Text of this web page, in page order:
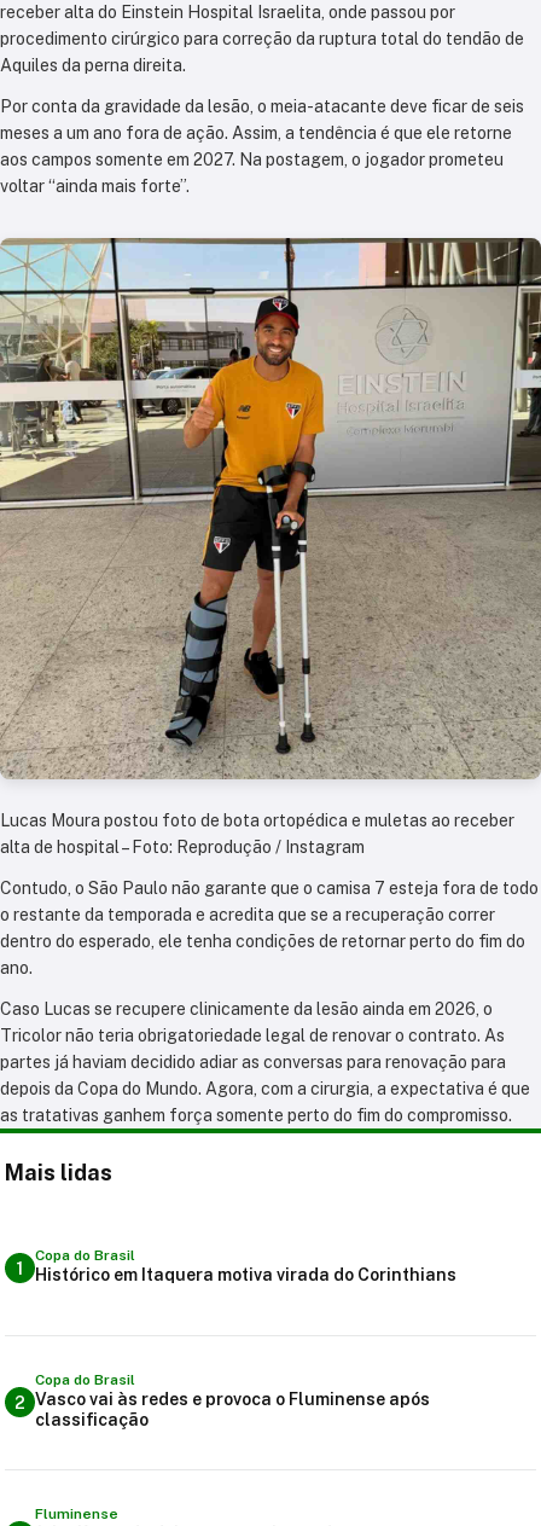
receber alta do Einstein Hospital Israelita, onde passou por
procedimento cirúrgico para correção da ruptura total do tendão de
Aquiles da perna direita.
Por conta da gravidade da lesão, o meia-atacante deve ficar de seis
meses a um ano fora de ação. Assim, a tendência é que ele retorne
aos campos somente em 2027. Na postagem, o jogador prometeu
voltar “ainda mais forte”.
Lucas Moura postou foto de bota ortopédica e muletas ao receber
alta de hospital – Foto: Reprodução / Instagram
Contudo, o São Paulo não garante que o camisa 7 esteja fora de todo
o restante da temporada e acredita que se a recuperação correr
dentro do esperado, ele tenha condições de retornar perto do fim do
ano.
Caso Lucas se recupere clinicamente da lesão ainda em 2026, o
Tricolor não teria obrigatoriedade legal de renovar o contrato. As
partes já haviam decidido adiar as conversas para renovação para
depois da Copa do Mundo. Agora, com a cirurgia, a expectativa é que
as tratativas ganhem força somente perto do fim do compromisso.
Mais lidas
1
Copa do Brasil
Histórico em Itaquera motiva virada do Corinthians
2
Copa do Brasil
Vasco vai às redes e provoca o Fluminense após
classificação
Fluminense